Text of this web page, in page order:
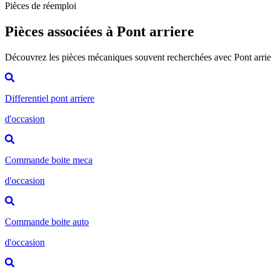
Pièces de réemploi
Pièces associées à Pont arriere
Découvrez les pièces mécaniques souvent recherchées avec Pont
Differentiel pont arriere
d'occasion
Commande boite meca
d'occasion
Commande boite auto
d'occasion